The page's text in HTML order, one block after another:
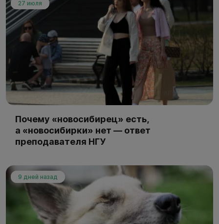
27 июля
Почему «новосибирец» есть,
а «новосибирки» нет — ответ
преподавателя НГУ
9 дней назад